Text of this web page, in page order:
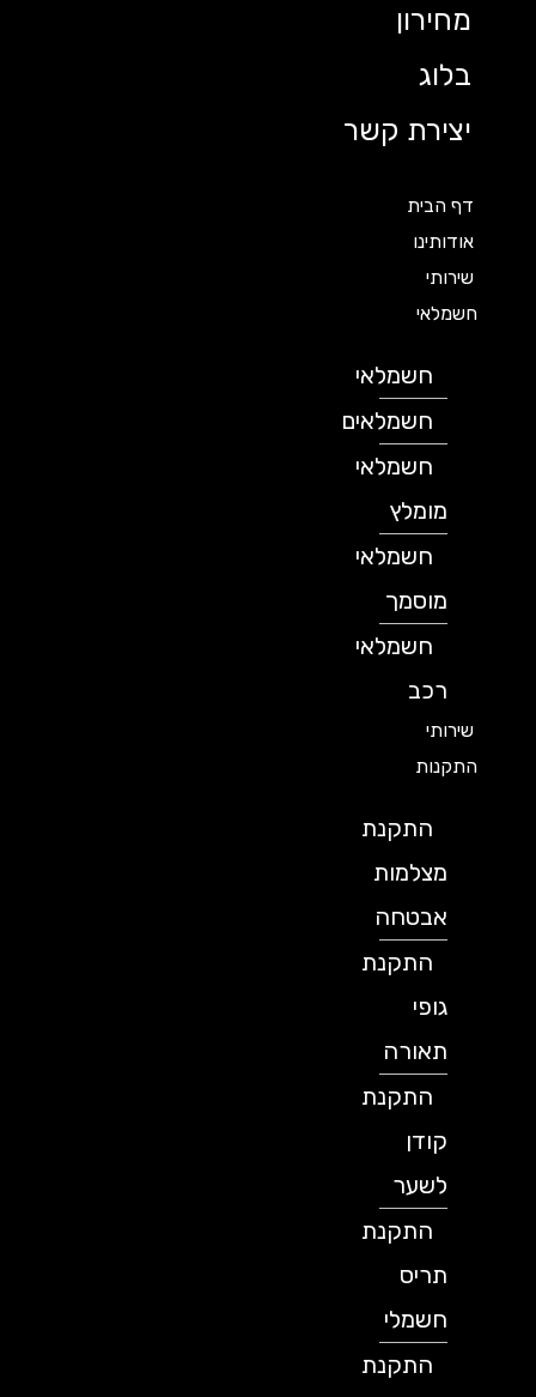
מחירון
בלוג
יצירת קשר
דף הבית
אודותינו
שירותי
חשמלאי
חשמלאי
חשמלאים
חשמלאי
מומלץ
חשמלאי
מוסמך
חשמלאי
שירותי
התקנות
התקנת
מצלמות
אבטחה
התקנת
תאורה
התקנת
לשער
התקנת
תריס
חשמלי
התקנת